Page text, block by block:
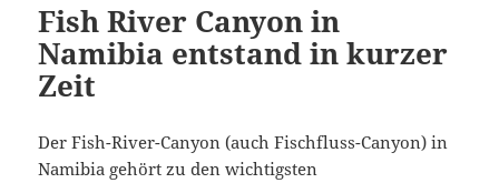
Fish River Canyon in
Namibia entstand in kurzer
Zeit
Der Fish-River-Canyon (auch Fischfluss-Canyon) in
Namibia gehört zu den wichtigsten